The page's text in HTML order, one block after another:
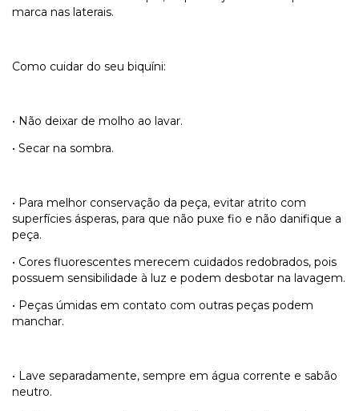
marca nas laterais.
Como cuidar do seu biquíni:
• Não deixar de molho ao lavar.
• Secar na sombra.
• Para melhor conservação da peça, evitar atrito com
superfícies ásperas, para que não puxe fio e não danifique a
peça.
• Cores fluorescentes merecem cuidados redobrados, pois
possuem sensibilidade à luz e podem desbotar na lavagem.
• Peças úmidas em contato com outras peças podem
manchar.
• Lave separadamente, sempre em água corrente e sabão
neutro.